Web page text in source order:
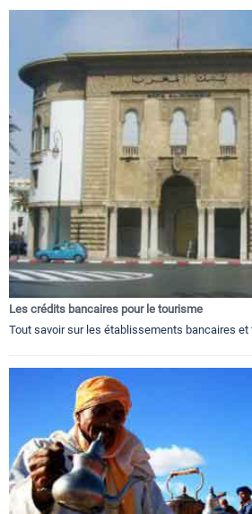
Les crédits bancaires pour le tourisme
Tout savoir sur les établissements bancaires